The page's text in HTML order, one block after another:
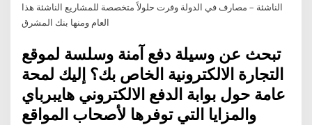
الناشئة – مصارف في الدولة وفرت حلولاً متخصصة للمشاريع الناشئة هذا
العام ومنها بنك المشرق
تبحث عن وسيلة دفع آمنة وسلسة لموقع
التجارة الالكترونية الخاص بك؟ إليك لمحة
عامة حول بوابة الدفع الالكتروني هايبرباي
والمزايا التي توفرها لأصحاب المواقع